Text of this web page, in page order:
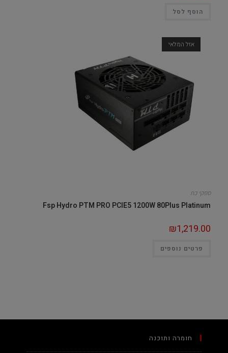
הוסף לסל
אזל המלאי
ספקי כח
Fsp Hydro PTM PRO PCIE5 1200W 80Plus Platinum
₪1,219.00
פרטים נוספים
חומרה ותוכנה